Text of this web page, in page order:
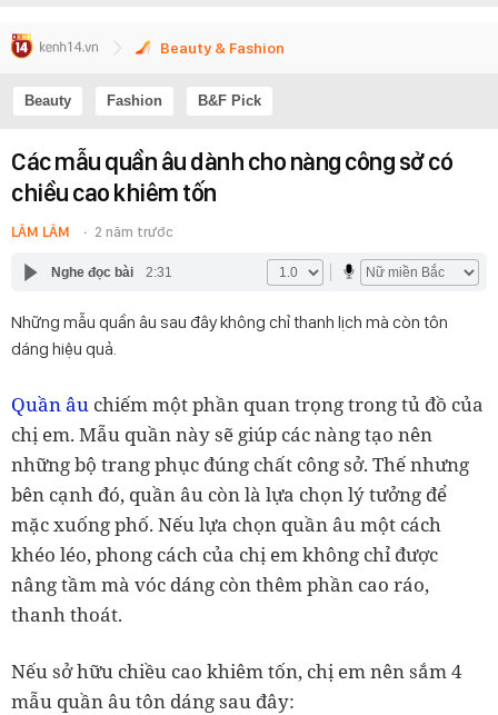
Beauty & Fashion
Beauty Fashion B&F Pick
Các mẫu quần âu dành cho nàng công sở có
chiều cao khiêm tốn
LÂM LÂM 2 năm trước
Nghe đọc bài 2:31
Những mẫu quần âu sau đây không chỉ thanh lịch mà còn tôn
dáng hiệu quả.
Quần âu chiếm một phần quan trọng trong tủ đồ của
chị em. Mẫu quần này sẽ giúp các nàng tạo nên
những bộ trang phục đúng chất công sở. Thế nhưng
bên cạnh đó, quần âu còn là lựa chọn lý tưởng để
mặc xuống phố. Nếu lựa chọn quần âu một cách
khéo léo, phong cách của chị em không chỉ được
nâng tầm mà vóc dáng còn thêm phần cao ráo,
thanh thoát.
Nếu sở hữu chiều cao khiêm tốn, chị em nên sắm 4
mẫu quần âu tôn dáng sau đây: